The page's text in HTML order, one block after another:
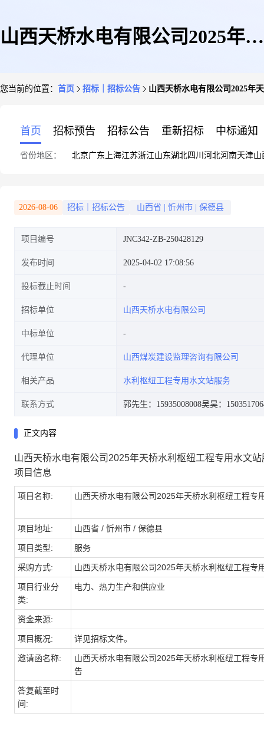
山西天桥水电有限公司2025年天
您当前的位置： 首页 招标｜招标公告 山西天桥水电有限公司2025年
首页 招标预告 招标公告 重新招标 中标通知
省份地区： 北京广东 上海江苏浙江山东湖北四川 河北河南天津山
2026-08-06 招标｜招标公告 山西省 忻州市 保德县
项目编号 JNC342-ZB-250428129
发布时间 2025-04-02 17:08:56
投标截止时间
招标单位 山西天桥水电有限公司
中标单位
代理单位 山西煤炭建设监理咨询有限公司
相关产品 水利枢纽工程专用水文站服务
联系方式 郭先生：15935008008吴昊：
正文内容
山西天桥水电有限公司2025年天桥水利枢纽工程专用水文
项目信息
项目名称: 山西天桥水电有限公司2025年天桥水利枢纽工程专
项目地址: 山西省 / 忻州市 / 保德县
项目类型: 服务
采购方式: 山西天桥水电有限公司2025年天桥水利枢纽工程专
项目行业分
类:
电力、热力生产和供应业
资金来源:
项目概况: 详见招标文件。
邀请函名称:
山西天桥水电有限公司2025年天桥水利枢纽工程专
告
答复截至时
间: